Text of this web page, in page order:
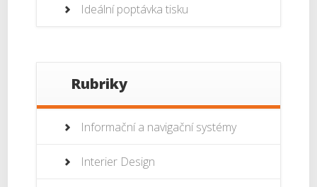
Ideální poptávka tisku
Rubriky
Informační a navigační systémy
Interier Design